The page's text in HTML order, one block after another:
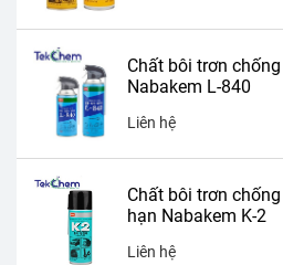
Chất bôi trơn
Nabakem L-840
Liên hệ
Chất bôi trơn
hạn Nabakem K-2
Liên hệ